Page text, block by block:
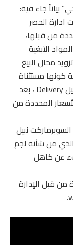
بياناً جاء فيه:
ادارة الحصر
من قبلها،
التبغية
محال البيع
كونها مستثناة
من قرار الاقفال الكامل بإعتماد خدمة التوصيل Delivery ، بعد
المحددة من
نبيل
الذي من شأنه لجم
عن كاهل
من قبل الإدارة